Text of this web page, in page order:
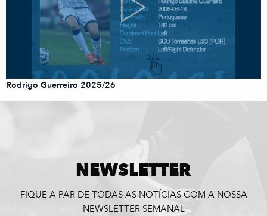
Rodrigo Guerreiro 2025/26
NEWSLETTER
FIQUE A PAR DE TODAS AS NOTÍCIAS COM A NOSSA
NEWSLETTER SEMANAL